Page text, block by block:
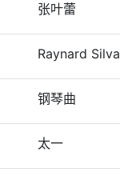
张叶蕾
Raynard Silva
钢琴曲
太一